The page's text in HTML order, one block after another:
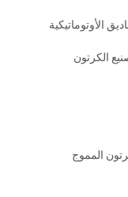
الأوتوماتيكية
الكرتون
المموج